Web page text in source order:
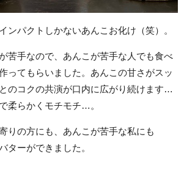
ンパクトしかないあんこお化け（笑）。
苦手なので、あんこが苦手な人でも食べ
ってもらいました。あんこの甘さがスッ
のコクの共演が口内に広がり続けます…
柔らかくモチモチ…。
りの方にも、あんこが苦手な私にも
ターができました。